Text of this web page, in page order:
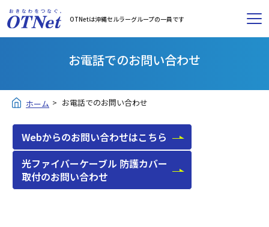
OTNetは沖縄セルラーグループの一員です
お電話でのお問い合わせ
ホーム お電話でのお問い合わせ
Webからのお問い合わせはこちら
光ファイバーケーブル 防護カバー
取付のお問い合わせ